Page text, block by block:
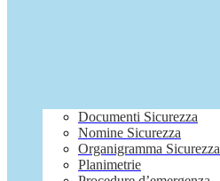
Documenti Sicurezza
Nomine Sicurezza
Organigramma Sicurezza
Planimetrie